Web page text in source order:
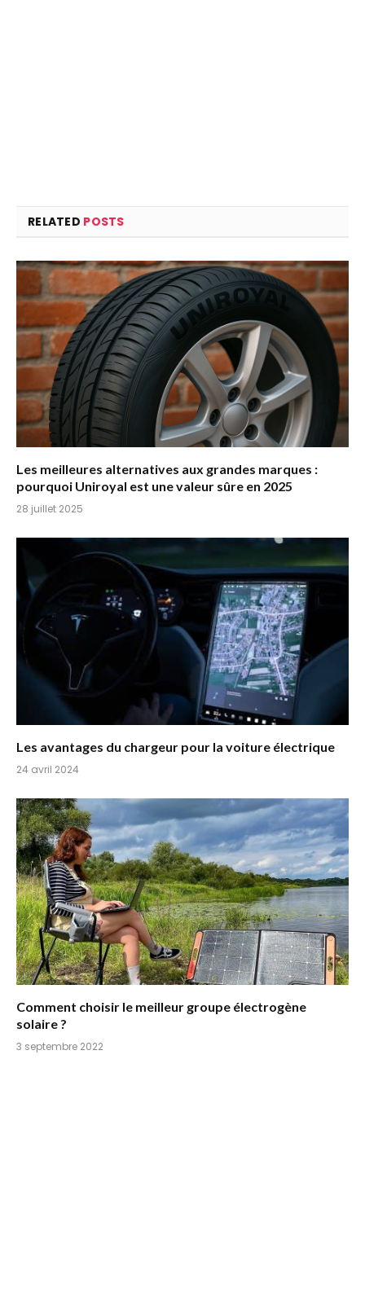
RELATED POSTS
Les meilleures alternatives aux grandes marques :
pourquoi Uniroyal est une valeur sûre en 2025
28 juillet 2025
Les avantages du chargeur pour la voiture électrique
24 avril 2024
Comment choisir le meilleur groupe électrogène
solaire ?
3 septembre 2022